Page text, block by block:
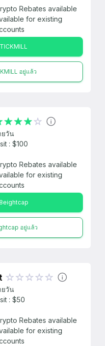
Rebates available
for existing
อยู่แล้ว
ยวัน
: $100
Rebates available
for existing
อยู่แล้ว
ยวัน
: $50
Rebates available
for existing